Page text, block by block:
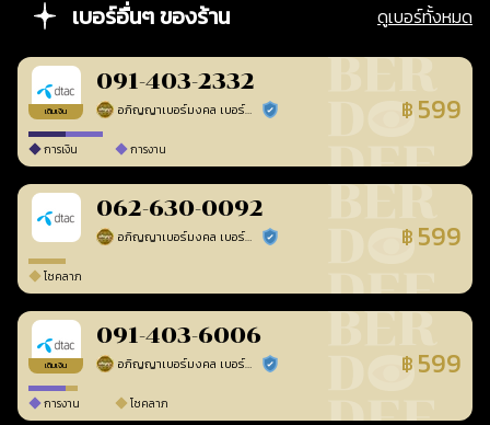
เบอร์อื่นๆ ของร้าน ดูเบอร์ทั้งหมด
เติมเงิน
091-403-2332
อภิญญาเบอร์มงคล เบอร์สวยเลขศาสตร์ ร้านยืนยันแล้ว ฿ 599
การเงิน การงาน
062-630-0092
อภิญญาเบอร์มงคล เบอร์สวยเลขศาสตร์ ร้านยืนยันแล้ว ฿ 599
โชคลาภ
เติมเงิน
091-403-6006
อภิญญาเบอร์มงคล เบอร์สวยเลขศาสตร์ ร้านยืนยันแล้ว ฿ 599
การงาน โชคลาภ